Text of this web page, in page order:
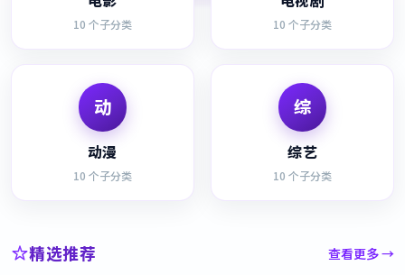
10 个子分类 10 个子分类
动
动漫
10 个子分类
综
综艺
10 个子分类
精选推荐 查看更多 →